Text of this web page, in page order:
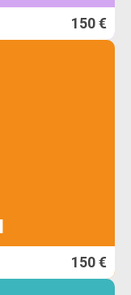
150 €
150 €